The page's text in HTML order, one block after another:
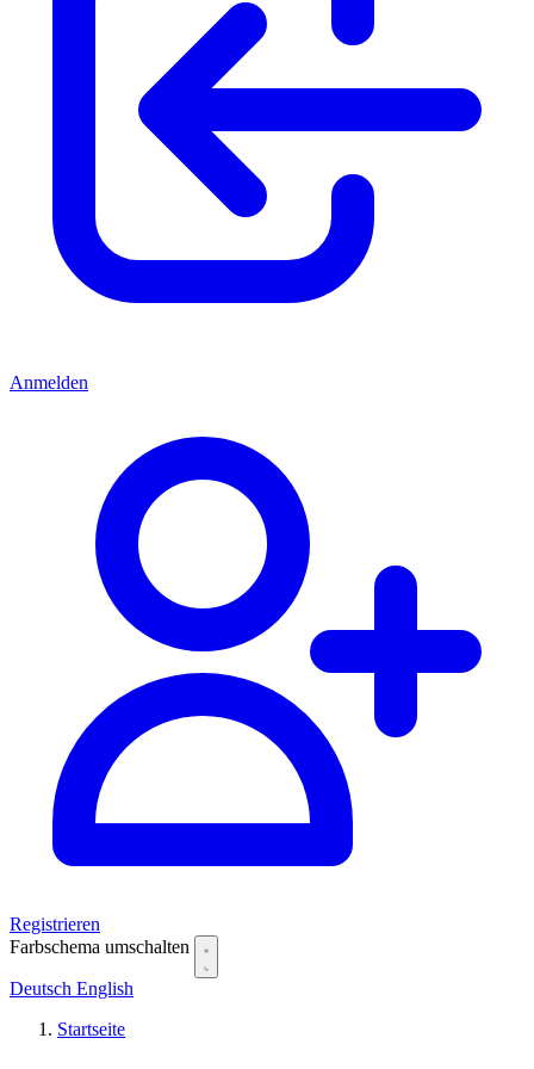
Anmelden
Registrieren
Farbschema umschalten
Deutsch English
Startseite